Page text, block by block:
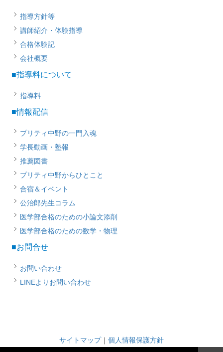
指導方針等
講師紹介・体験指導
合格体験記
会社概要
■指導料について
指導料
■情報配信
プリティ中野の一門入魂
学長動画・塾報
推薦図書
プリティ中野からひとこと
合宿＆イベント
公治郎先生コラム
医学部合格のための小論文添削
医学部合格のための数学・物理
■お問合せ
お問い合わせ
LINEよりお問い合わせ
サイトマップ｜ 個人情報保護方針